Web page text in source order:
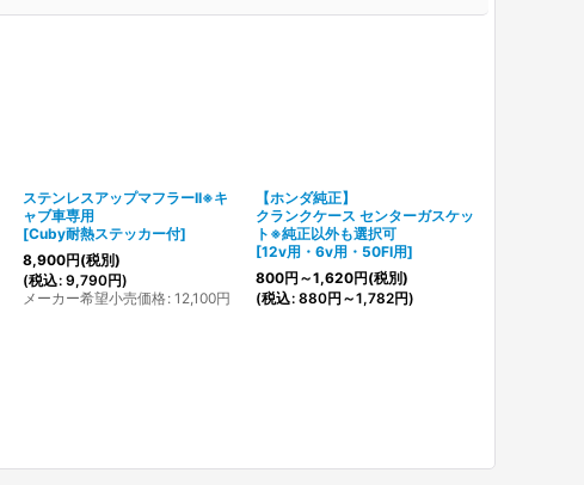
ステンレスアップマフラーII※キ
ャブ車専用
[Cuby耐熱ステッカー付]
8,900円(税別)
(税込: 9,790円)
メーカー希望小売価格: 12,100円
【ホンダ純正】
クランクケース センターガスケッ
ト※純正以外も選択可
[12v用・6v用・50FI用]
800円 ～1,620円(税別)
(税込: 880円 ～1,782円)